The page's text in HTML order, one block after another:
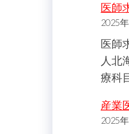
医師
2025
医師
人北
療科
産業
2025